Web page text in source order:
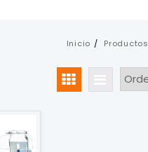
Inicio Productos